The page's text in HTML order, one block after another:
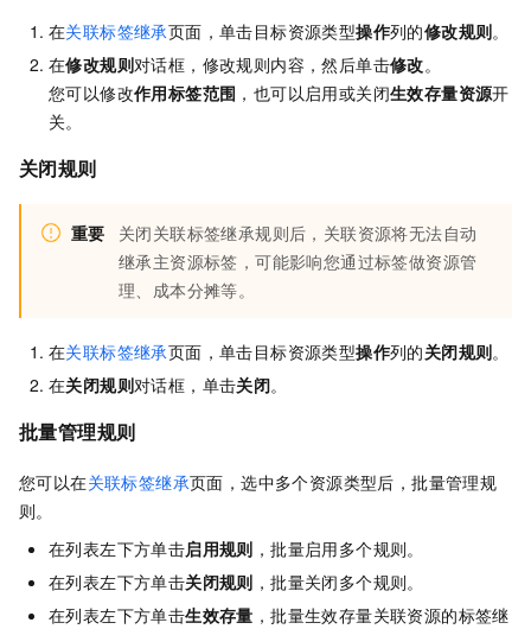
在关联标签继承页面，单击目标资源类型操作列的修改规则。
在修改规则对话框，修改规则内容，然后单击修改。
您可以修改作用标签范围 ，也可以启用或关闭生效存量资源开
关。
关闭规则
重要
关闭关联标签继承规则后，关联资源将无法自动
继承主资源标签，可能影响您通过标签做资源管
理、成本分摊等。
在关联标签继承页面，单击目标资源类型操作列的关闭规则。
在关闭规则对话框，单击关闭。
批量管理规则
您可以在关联标签继承页面，选中多个资源类型后，批量管理规
则。
在列表左下方单击启用规则 ，批量启用多个规则。
在列表左下方单击关闭规则 ，批量关闭多个规则。
在列表左下方单击生效存量 ，批量生效存量关联资源的标签继